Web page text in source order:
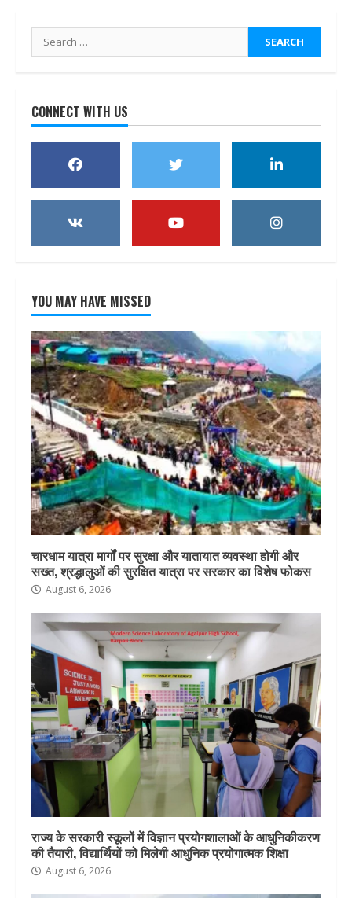
Search
for:
CONNECT WITH US
YOU MAY HAVE MISSED
चारधाम यात्रा मार्गों पर सुरक्षा और यातायात व्यवस्था होगी और
सख्त, श्रद्धालुओं की सुरक्षित यात्रा पर सरकार का विशेष फोकस
August 6, 2026
राज्य के सरकारी स्कूलों में विज्ञान प्रयोगशालाओं के आधुनिकीकरण
की तैयारी, विद्यार्थियों को मिलेगी आधुनिक प्रयोगात्मक शिक्षा
August 6, 2026